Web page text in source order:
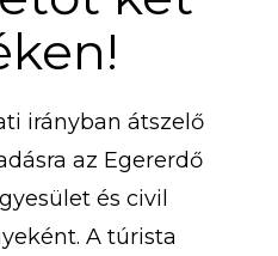
irányban átszelő
az Egererdő
és civil
A túrista